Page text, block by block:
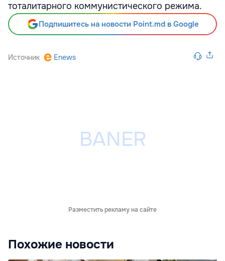
тоталитарного коммунистического режима.
Подпишитесь на новости Point.md в Google
Источник Enews
Разместить рекламу на сайте
Похожие новости